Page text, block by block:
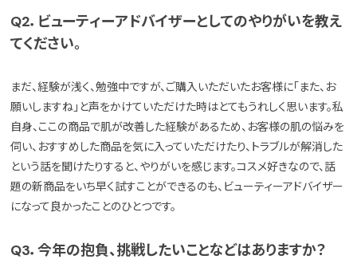
Q2．ビューティーアドバイザーとしてのやりがいを教え
てください。
まだ、経験が浅く、勉強中ですが、ご購入いただいたお客様に「また、お
願いしますね」と声をかけていただけた時はとてもうれしく思います。私
自身、ここの商品で肌が改善した経験があるため、お客様の肌の悩みを
伺い、おすすめした商品を気に入っていただけたり、トラブルが解消した
という話を聞けたりすると、やりがいを感じます。コスメ好きなので、話
題の新商品をいち早く試すことができるのも、ビューティーアドバイザー
になって良かったことのひとつです。
Q3．今年の抱負、挑戦したいことなどはありますか？